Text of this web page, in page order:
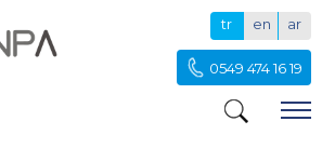
tr en ar
0549 474 16 19
KAHVE LAK PANEL